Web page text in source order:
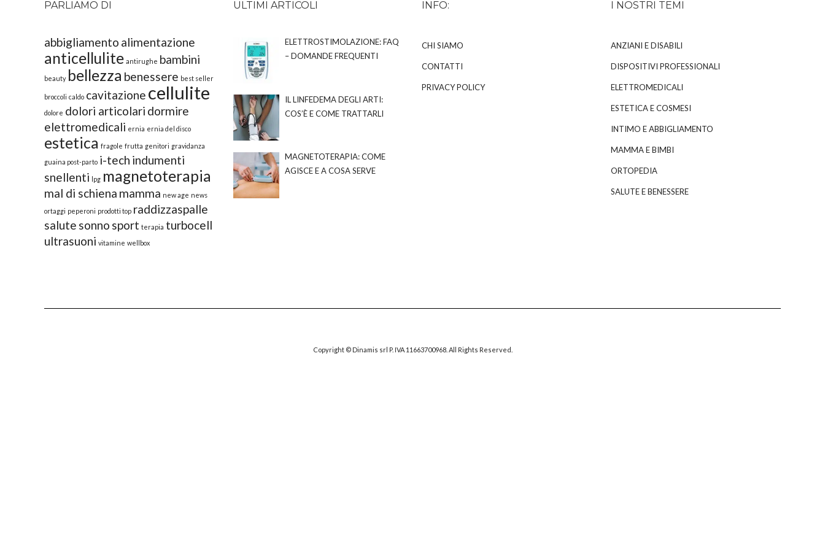
PARLIAMO DI
abbigliamento alimentazione
anticellulite antirughe bambini
beauty bellezza benessere best seller
broccoli caldo cavitazione cellulite
dolore dolori articolari dormire
elettromedicali ernia ernia del disco
estetica fragole frutta genitori gravidanza
guaina post-parto i-tech indumenti
snellenti lpg magnetoterapia
mal di schiena mamma new age news
ortaggi peperoni prodotti top raddizzaspalle
salute sonno sport terapia turbocell
ultrasuoni vitamine wellbox
ULTIMI ARTICOLI
ELETTROSTIMOLAZIONE: FAQ
– DOMANDE FREQUENTI
IL LINFEDEMA DEGLI ARTI:
COS’È E COME TRATTARLI
MAGNETOTERAPIA: COME
AGISCE E A COSA SERVE
INFO:
CHI SIAMO
CONTATTI
PRIVACY POLICY
I NOSTRI TEMI
ANZIANI E DISABILI
DISPOSITIVI PROFESSIONALI
ELETTROMEDICALI
ESTETICA E COSMESI
INTIMO E ABBIGLIAMENTO
MAMMA E BIMBI
ORTOPEDIA
SALUTE E BENESSERE
Copyright © Dinamis srl P. IVA 11663700968. All Rights Reserved.